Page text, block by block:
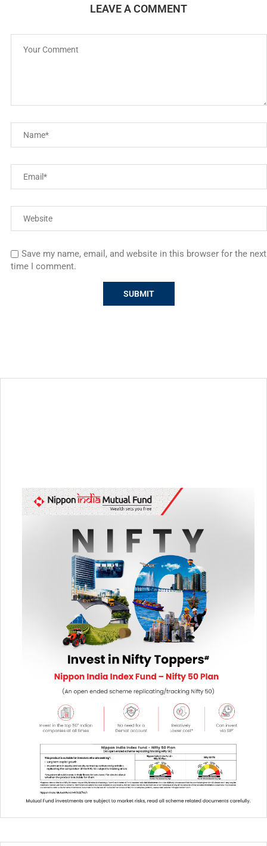
LEAVE A COMMENT
Save my name, email, and website in this browser for the next
time I comment.